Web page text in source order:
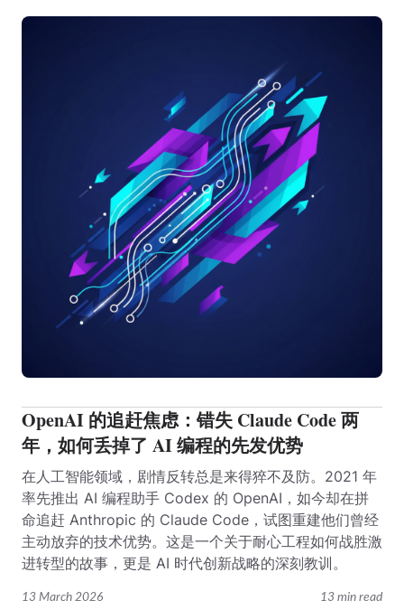
13 March 2026 13 min read
OpenAI 的追赶焦虑：错失 Claude Code 两
年，如何丢掉了 AI 编程的先发优势
在人工智能领域，剧情反转总是来得猝不及防。2021 年
率先推出 AI 编程助手 Codex 的 OpenAI，如今却在拼
命追赶 Anthropic 的 Claude Code，试图重建他们曾经
主动放弃的技术优势。这是一个关于耐心工程如何战胜激
进转型的故事，更是 AI 时代创新战略的深刻教训。